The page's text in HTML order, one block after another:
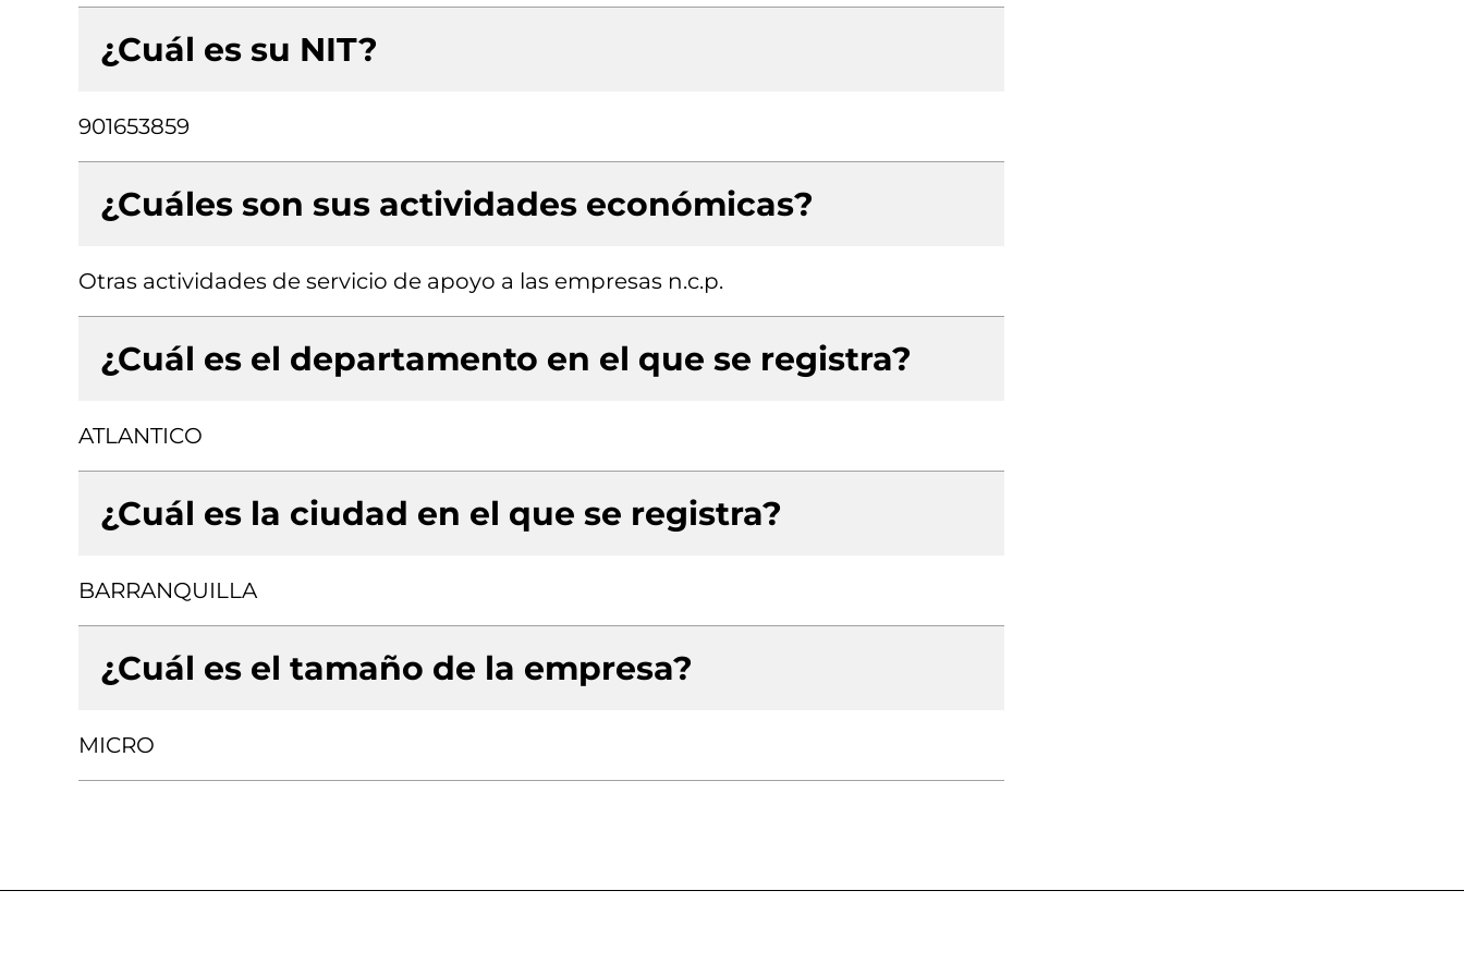
¿Cuál es su NIT?
901653859
¿Cuáles son sus actividades económicas?
Otras actividades de servicio de apoyo a las empresas n.c.p.
¿Cuál es el departamento en el que se registra?
ATLANTICO
¿Cuál es la ciudad en el que se registra?
BARRANQUILLA
¿Cuál es el tamaño de la empresa?
MICRO